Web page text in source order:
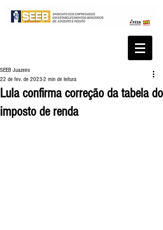
Lula confirma correção da tabela do
imposto de renda
SEEB Juazeiro
22 de fev. de 2023 2 min de leitura